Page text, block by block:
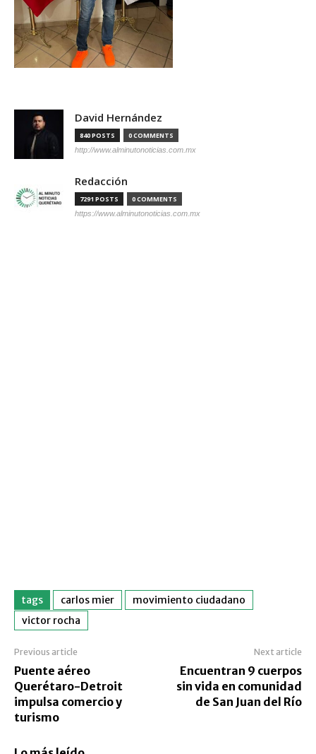
David Hernández
840 POSTS 0 COMMENTS
http://www.alminutonoticias.com.mx
Redacción
7291 POSTS 0 COMMENTS
https://www.alminutonoticias.com.mx
tags carlos mier
movimiento ciudadano
victor rocha
Previous article
Puente aéreo
Querétaro-Detroit
impulsa comercio y
turismo
Next article
Encuentran 9 cuerpos
sin vida en comunidad
de San Juan del Río